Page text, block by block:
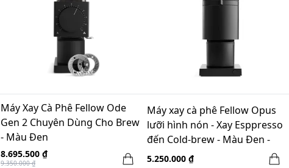
Máy Xay Cà Phê Fellow Ode
Gen 2 Chuyên Dùng Cho Brew
- Màu Đen
8.695.500 ₫
9.350.000 ₫
Máy xay cà phê Fellow Opus
lưỡi hình nón - Xay Esppresso
đến Cold-brew - Màu Đen -
220V
5.250.000 ₫